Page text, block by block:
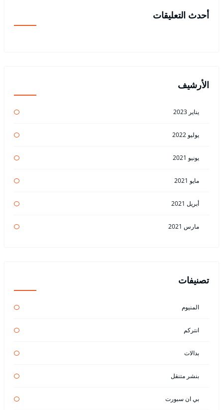
أحدث التعليقات
الأرشيف
يناير 2023
يوليو 2022
يونيو 2021
مايو 2021
أبريل 2021
مارس 2021
تصنيفات
المنيوم
انتركم
بدالات
بنشر متنقل
بي ان سبورت